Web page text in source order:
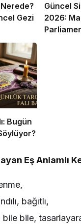
Gezi
Güncel
2026:
Bugün
Eş Anlamlı
bağıtlı,
bile bile,